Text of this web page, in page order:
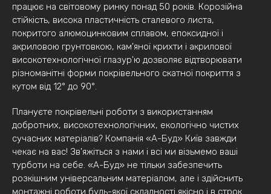
працює на світовому ринку понад 50 років. Корозійна
стійкість, висока пластичність сталевого листа,
покритого алюмоцинковим сплавом, епоксидної і
акриловою грунтовкою, кам'яної крихти і акрилової
високотехнологічної глазур'ю дозволяє відтворювати
різноманітні форми покрівельного скатної покриття з
кутом від 12° до 90°.
Плануєте покрівельні роботи з використанням
добротних, високотехнологічних, екологічно чистих
сучасних матеріалів? Компанія «А-Буд» Київ завжди
чекає на вас! Зв'яжіться з нами і всі ми візьмемо ваші
турботи на себе. «А-Буд» не тільки забезпечить
розкішним універсальним матеріалом, але і здійснить
монтажні роботи будь-якої складності якісно і в строк.